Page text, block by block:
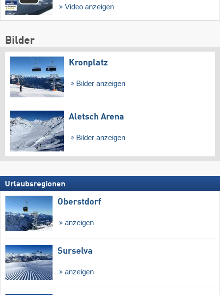
Video anzeigen
Bilder
Kronplatz
Bilder anzeigen
Aletsch Arena
Bilder anzeigen
Urlaubsregionen
Oberstdorf
anzeigen
Surselva
anzeigen